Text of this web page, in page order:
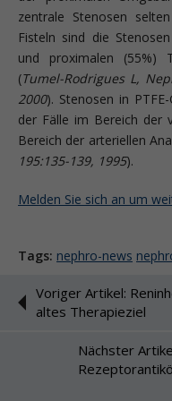
zentrale Stenosen
Fisteln sind die
und proximalen (55%)
(Tumel-Rodrigues L,
2000). Stenosen in
der Fälle im Bereich der
Bereich der arteriellen
195:135-139, 1995).
Melden Sie sich an um
Tags: nephro-news
Voriger Artikel:
altes Therapieziel
Nächster